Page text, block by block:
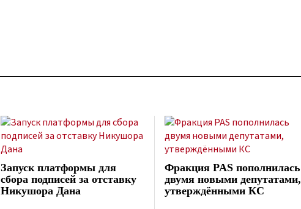
Запуск платформы для
сбора подписей за отставку
Никушора Дана
Фракция PAS пополнилась
двумя новыми депутатами,
утверждёнными КС